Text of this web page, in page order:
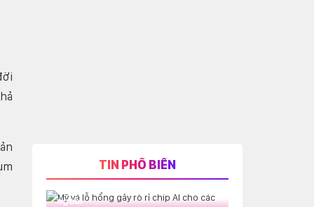
TIN PHỔ BIẾN
Mỹ vá lỗ hổng gây rò rỉ chip AI cho
ngoài